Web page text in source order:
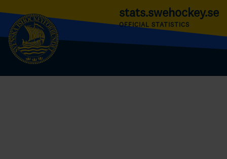
stats.swehockey.se
OFFICIAL STATISTICS